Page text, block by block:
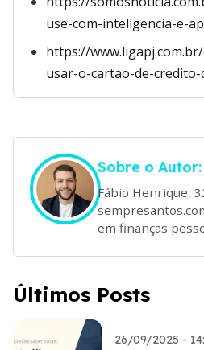
use-com-inteligencia-e-
https://
usar-o-cartao-de-
Sobre o Autor:
Fábio Henrique,
em finanças
Últimos Posts
26/09/2025 -